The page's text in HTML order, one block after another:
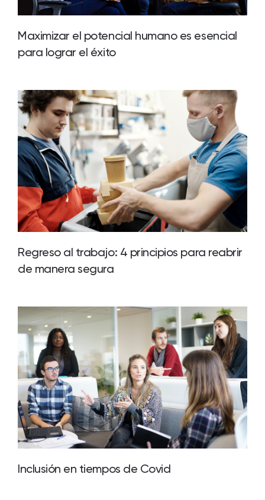
Maximizar el potencial humano es esencial
para lograr el éxito
Regreso al trabajo: 4 principios para reabrir
de manera segura
Inclusión en tiempos de Covid